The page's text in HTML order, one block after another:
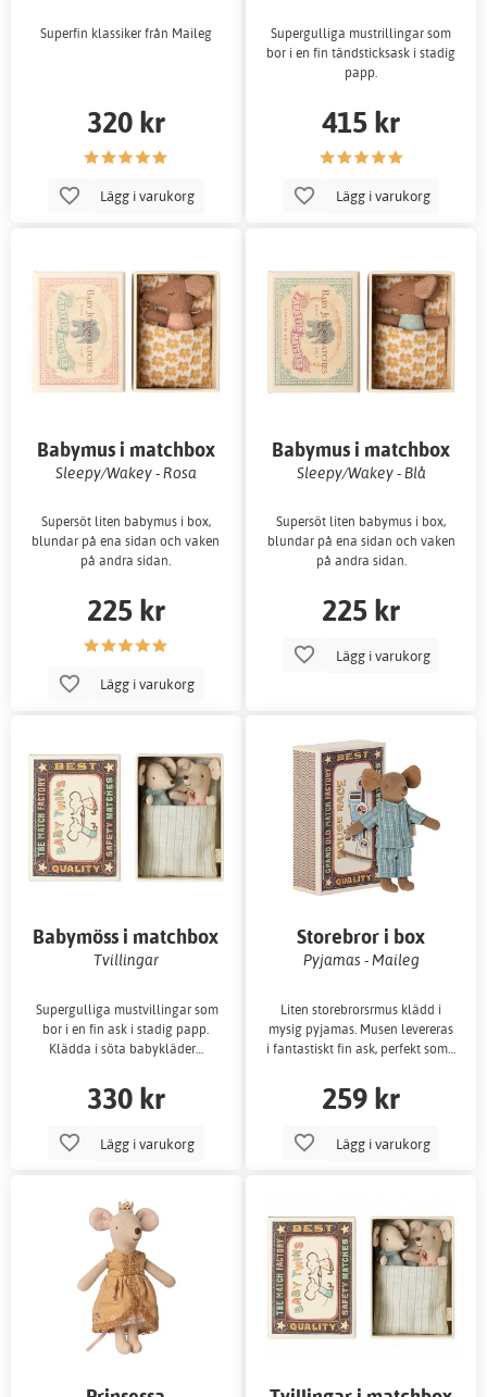
Superfin klassiker från Maileg
320 kr
Lägg i varukorg
Supergulliga mustrillingar som
bor i en fin tändsticksask i stadig
papp.
415 kr
Lägg i varukorg
Babymus i matchbox
Sleepy/Wakey - Rosa
Supersöt liten babymus i box,
blundar på ena sidan och vaken
på andra sidan.
225 kr
Lägg i varukorg
Babymus i matchbox
Sleepy/Wakey - Blå
Supersöt liten babymus i box,
blundar på ena sidan och vaken
på andra sidan.
225 kr
Lägg i varukorg
Babymöss i matchbox
Tvillingar
Supergulliga mustvillingar som
bor i en fin ask i stadig papp.
Klädda i söta babykläder…
330 kr
Lägg i varukorg
Storebror i box
Pyjamas - Maileg
Liten storebrorsrmus klädd i
mysig pyjamas. Musen levereras
i fantastiskt fin ask, perfekt som…
259 kr
Lägg i varukorg